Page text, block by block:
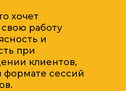
хочет
работу
и
при
клиентов,
формате сессий